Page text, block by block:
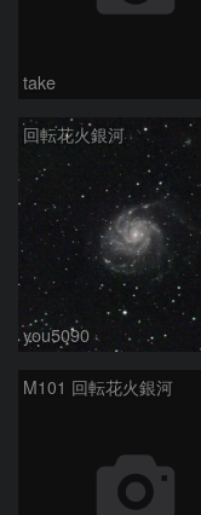
take
回転花火銀河
you5090
M101 回転花火銀河